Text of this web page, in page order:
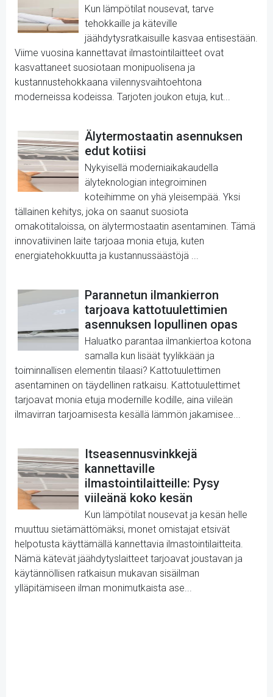
Kun lämpötilat nousevat, tarve
tehokkaille ja käteville
jäähdytysratkaisuille kasvaa entisestään.
Viime vuosina kannettavat ilmastointilaitteet ovat
kasvattaneet suosiotaan monipuolisena ja
kustannustehokkaana viilennysvaihtoehtona
moderneissa kodeissa. Tarjoten joukon etuja, kut...
Älytermostaatin asennuksen
edut kotiisi
Nykyisellä moderniaikakaudella
älyteknologian integroiminen
koteihimme on yhä yleisempää. Yksi
tällainen kehitys, joka on saanut suosiota
omakotitaloissa, on älytermostaatin asentaminen. Tämä
innovatiivinen laite tarjoaa monia etuja, kuten
energiatehokkuutta ja kustannussäästöjä ...
Parannetun ilmankierron
tarjoava kattotuulettimien
asennuksen lopullinen opas
Haluatko parantaa ilmankiertoa kotona
samalla kun lisäät tyylikkään ja
toiminnallisen elementin tilaasi? Kattotuulettimen
asentaminen on täydellinen ratkaisu. Kattotuulettimet
tarjoavat monia etuja modernille kodille, aina viileän
ilmavirran tarjoamisesta kesällä lämmön jakamisee...
Itseasennusvinkkejä
kannettaville
ilmastointilaitteille: Pysy
viileänä koko kesän
Kun lämpötilat nousevat ja kesän helle
muuttuu sietämättömäksi, monet omistajat etsivät
helpotusta käyttämällä kannettavia ilmastointilaitteita.
Nämä kätevät jäähdytyslaitteet tarjoavat joustavan ja
käytännöllisen ratkaisun mukavan sisäilman
ylläpitämiseen ilman monimutkaista ase...